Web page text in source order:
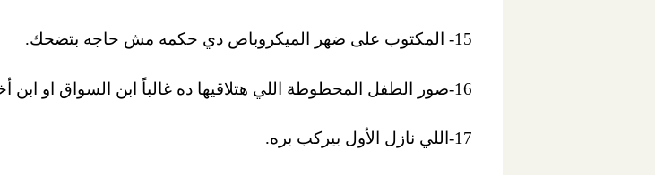
15- المكتوب على ضهر الميكروباص دي حكمه مش حاجه بتضحك.
16-صور الطفل المحطوطة اللي هتلاقيها ده غالباً ابن السواق او ابن أخته.
17-اللي نازل الأول بيركب بره.